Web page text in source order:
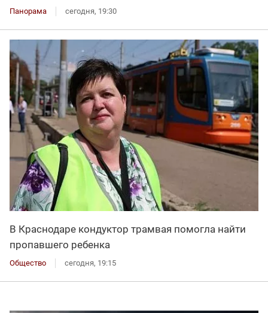
Панорама сегодня, 19:30
В Краснодаре кондуктор трамвая помогла найти
пропавшего ребенка
Общество сегодня, 19:15